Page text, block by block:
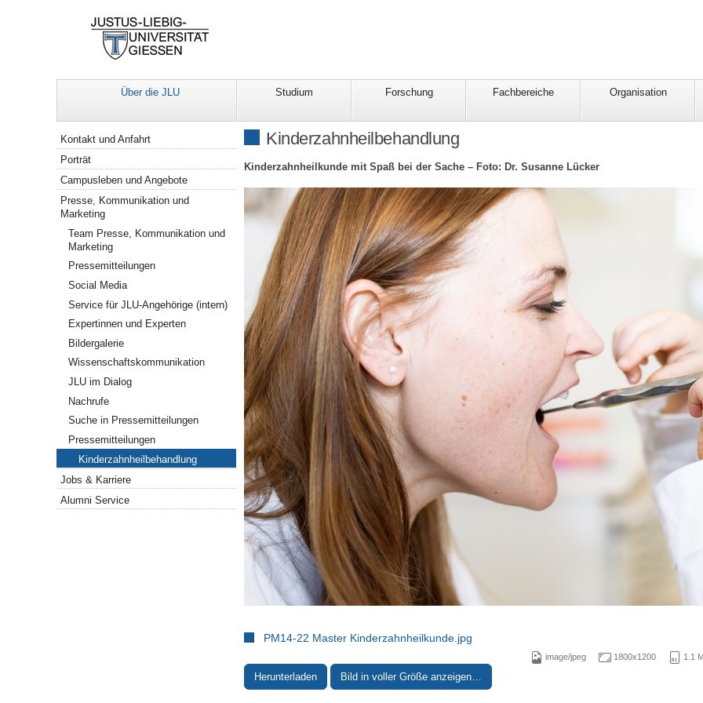
Über die JLU Studium Forschung Fachbereiche Organisation
Kinderzahnheilbehandlung
Kinderzahnheilkunde mit Spaß bei der Sache – Foto: Dr. Susanne Lücker
PM14-22 Master Kinderzahnheilkunde.jpg
image/jpeg 1800x1200 1.1
Herunterladen Bild in voller Größe anzeigen…
Navigation
Kontakt und Anfahrt
Porträt
Campusleben und Angebote
Presse, Kommunikation und
Marketing
Team Presse, Kommunikation und
Marketing
Pressemitteilungen
Social Media
Service für JLU-Angehörige (intern)
Expertinnen und Experten
Bildergalerie
Wissenschaftskommunikation
JLU im Dialog
Nachrufe
Suche in Pressemitteilungen
Pressemitteilungen
Kinderzahnheilbehandlung
Jobs & Karriere
Alumni Service